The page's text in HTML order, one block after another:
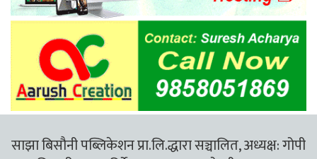
साझा बिसौनी पब्लिकेशन प्रा.लि.द्धारा सञ्चालित, अध्यक्ष: गोपी